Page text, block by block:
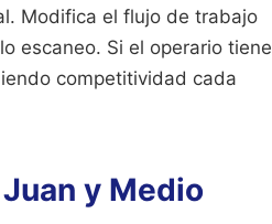
Modifica el flujo de trabajo
escaneo. Si el operario tiene
competitividad cada
y Medio